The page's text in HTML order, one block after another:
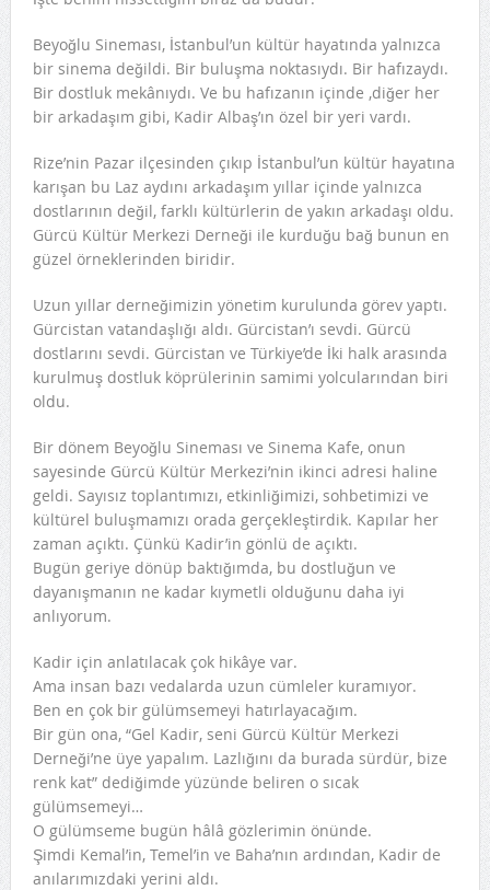
Beyoğlu Sineması, İstanbul’un kültür hayatında yalnızca
bir sinema değildi. Bir buluşma noktasıydı. Bir hafızaydı.
Bir dostluk mekânıydı. Ve bu hafızanın içinde ,diğer her
bir arkadaşım gibi, Kadir Albaş’ın özel bir yeri vardı.
Rize’nin Pazar ilçesinden çıkıp İstanbul’un kültür hayatına
karışan bu Laz aydını arkadaşım yıllar içinde yalnızca
dostlarının değil, farklı kültürlerin de yakın arkadaşı oldu.
Gürcü Kültür Merkezi Derneği ile kurduğu bağ bunun en
güzel örneklerinden biridir.
Uzun yıllar derneğimizin yönetim kurulunda görev yaptı.
Gürcistan vatandaşlığı aldı. Gürcistan’ı sevdi. Gürcü
dostlarını sevdi. Gürcistan ve Türkiye’de İki halk arasında
kurulmuş dostluk köprülerinin samimi yolcularından biri
oldu.
Bir dönem Beyoğlu Sineması ve Sinema Kafe, onun
sayesinde Gürcü Kültür Merkezi’nin ikinci adresi haline
geldi. Sayısız toplantımızı, etkinliğimizi, sohbetimizi ve
kültürel buluşmamızı orada gerçekleştirdik. Kapılar her
zaman açıktı. Çünkü Kadir’in gönlü de açıktı.
Bugün geriye dönüp baktığımda, bu dostluğun ve
dayanışmanın ne kadar kıymetli olduğunu daha iyi
anlıyorum.
Kadir için anlatılacak çok hikâye var.
Ama insan bazı vedalarda uzun cümleler kuramıyor.
Ben en çok bir gülümsemeyi hatırlayacağım.
Bir gün ona, “Gel Kadir, seni Gürcü Kültür Merkezi
Derneği’ne üye yapalım. Lazlığını da burada sürdür, bize
renk kat” dediğimde yüzünde beliren o sıcak
gülümsemeyi…
O gülümseme bugün hâlâ gözlerimin önünde.
Şimdi Kemal’in, Temel’in ve Baha’nın ardından, Kadir de
anılarımızdaki yerini aldı.